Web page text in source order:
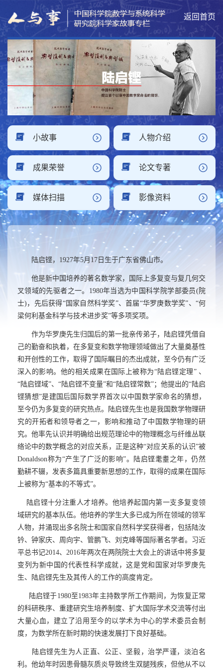
返回首页
小故事 人物介绍
成果荣誉 论文专著
媒体扫描 影像资料
陆启铿， 1927年5月 17 日生于广东省佛山市。
他是新中国培养的著名数学家，国际上多复变与复几何交
叉领域的先驱者之一。 1980年当选为中国科学院学部委员 (院
士) ，先后获得“国家自然科学奖”、首届“华罗庚数学奖”、“何
梁何利基金科学与技术进步奖”等多项奖项。
作为华罗庚先生归国后的第一批亲传弟子，陆启铿凭借自
己的勤奋和执着，在多复变和数学物理领域做出了大量奠基性
和开创性的工作，取得了国际瞩目的杰出成就，至今仍有广泛
深入的影响。他的相关成果在国际上被称为“陆启铿定理” 、
“陆启铿域”、“陆启铿不变量”和“陆启铿常数”；他提出的“陆启
铿猜想”是建国后国际数学界首次以中国数学家命名的猜想，
至今仍为多复变的研究热点。陆启铿先生也是我国数学物理研
究的开拓者和领导者之一，影响和推动了中国数学物理的研
究。他率先认识并明确给出规范理论中的物理概念与纤维丛联
络论中的数学概念的对应关系，正是这种“对应关系的认识”被
Donaldson称为“产生了广泛的影响”。陆启铿耄耋之年，仍然
勤耕不辍，发表多篇具重要新思想的工作，取得的成果在国际
上被称为“基本的不等式”。
陆启铿十分注重人才培养。他培养起国内第一支多复变领
域研究的基本队伍。他培养的学生大多已成为所在领域的领军
人物，并涌现出多名院士和国家自然科学奖获得者，包括陆汝
钤、钟家庆、周向宇、管鹏飞、刘克峰等国际著名学者。习近
平总书记2014、 2016年两次在两院院士大会上的讲话中将多复
变列为新中国的代表性科学成就，这是党和国家对华罗庚先
生、陆启铿先生及其传人的工作的高度肯定。
陆启铿于1980至1983年主持数学所工作期间，为恢复正常
的科研秩序、重建研究生培养制度、扩大国际学术交流等付出
大量心血，建立了沿用至今的以学术为中心的学术委员会制
度，为数学所在新时期的快速发展打下良好基础。
陆启铿先生为人正直、公正、坚毅，治学严谨，淡泊名
利。他幼年时因患骨髓灰质炎导致终生双腿残疾，但他从不以